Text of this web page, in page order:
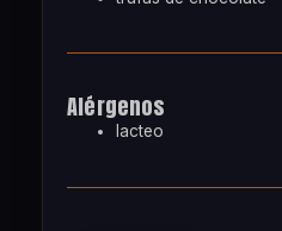
Alérgenos
lacteo